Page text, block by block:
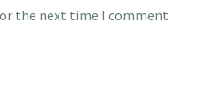
the next time I comment.